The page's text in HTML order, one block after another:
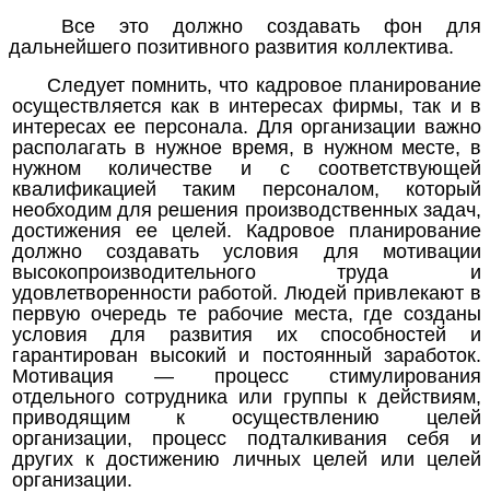
Все это должно создавать фон для
дальнейшего позитивного развития коллектива.
Следует помнить, что кадровое планирование
осуществляется как в интересах фирмы, так и в
интересах ее персонала. Для организации важно
располагать в нужное время, в нужном месте, в
нужном количестве и с соответствующей
квалификацией таким персоналом, который
необходим для решения производственных задач,
достижения ее целей. Кадровое планирование
должно создавать условия для мотивации
высокопроизводительного труда и
удовлетворенности работой. Людей привлекают в
первую очередь те рабочие места, где созданы
условия для развития их способностей и
гарантирован высокий и постоянный заработок.
Мотивация —процесс стимулирования
отдельного сотрудника или группы к действиям,
приводящим к осуществлению целей
организации, процесс подталкивания себя и
других к достижению личных целей или целей
организации.